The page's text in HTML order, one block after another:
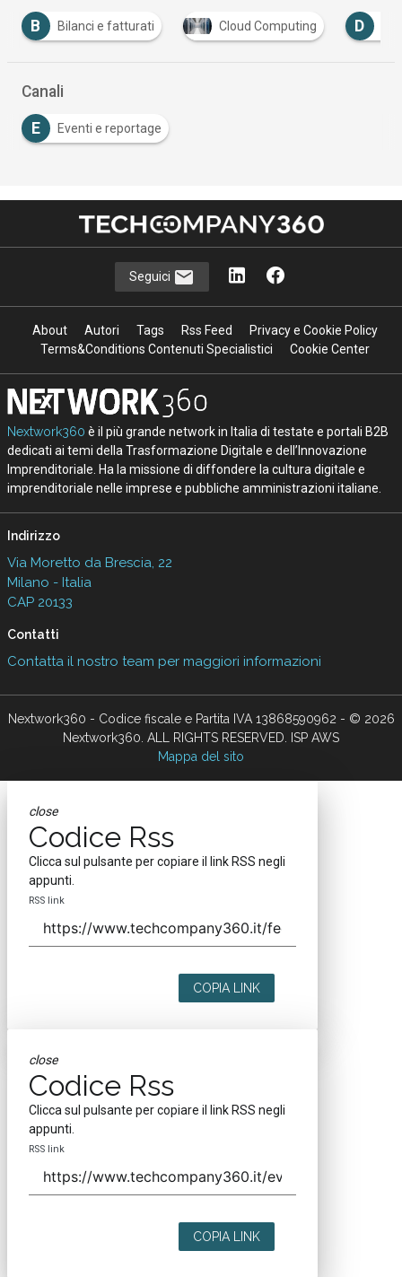
e fatturati Cloud Computing D Distributori
Canali
E Eventi e reportage
Seguici
About Autori Tags Rss Feed
Privacy e Cookie Policy
Terms&Conditions Contenuti Specialistici
Cookie Center
Nextwork360 è il più grande network in Italia di testate e portali B2B
dedicati ai temi della Trasformazione Digitale e dell’Innovazione
Imprenditoriale. Ha la missione di diffondere la cultura digitale e
imprenditoriale nelle imprese e pubbliche amministrazioni italiane.
Indirizzo
Via Moretto da Brescia, 22
Milano - Italia
CAP 20133
Contatti
Contatta il nostro team per maggiori informazioni
Nextwork360 - Codice fiscale e Partita IVA 13868590962 - © 2026
Nextwork360. ALL RIGHTS RESERVED. ISP AWS
Mappa del sito
close
Codice Rss
Clicca sul pulsante per copiare il link RSS negli
appunti.
RSS link
COPIA LINK
close
Codice Rss
Clicca sul pulsante per copiare il link RSS negli
appunti.
RSS link
COPIA LINK